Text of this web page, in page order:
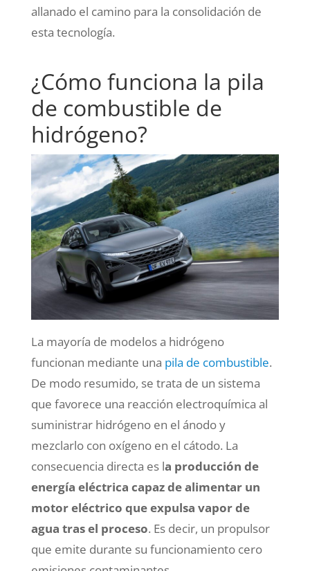
allanado el camino para la consolidación de
esta tecnología.
¿Cómo funciona la pila
de combustible de
hidrógeno?
La mayoría de modelos a hidrógeno
funcionan mediante una pila de combustible.
De modo resumido, se trata de un sistema
que favorece una reacción electroquímica al
suministrar hidrógeno en el ánodo y
mezclarlo con oxígeno en el cátodo. La
consecuencia directa es la producción de
energía eléctrica capaz de alimentar un
motor eléctrico que expulsa vapor de
agua tras el proceso. Es decir, un propulsor
que emite durante su funcionamiento cero